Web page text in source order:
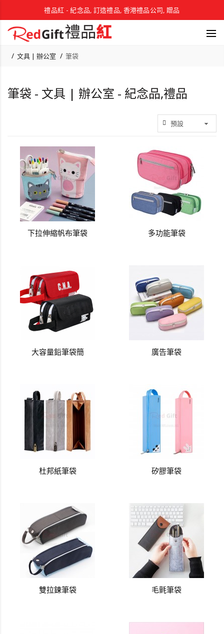
禮品紅 - 紀念品, 訂造禮品, 香港禮品公司, 贈品
文具 | 辦公室 筆袋
筆袋 - 文具 | 辦公室 - 紀念品,禮品
下拉伸縮帆布筆袋 多功能筆袋
大容量鉛筆袋簡 廣告筆袋
杜邦紙筆袋 矽膠筆袋
雙拉鍊筆袋 毛氈筆袋